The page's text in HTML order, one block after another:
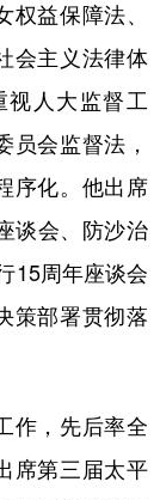
权益保障法、
会主义法律体
视人大监督工
员会监督法，
序化。他出席
谈会、防沙治
15周年座谈会
策部署贯彻落
，先后率全
席第三届太平